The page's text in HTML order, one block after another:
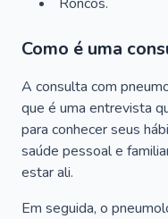
Como é uma
A consulta com
que é uma entrevista
para conhecer seus
saúde pessoal e
estar ali.
Em seguida, o